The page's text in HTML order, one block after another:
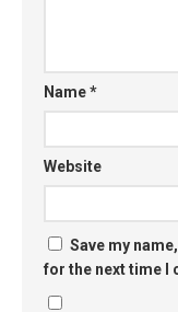
Name*
Website
Save my
for the next time I